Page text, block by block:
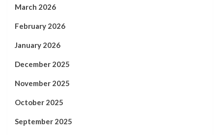
March 2026
February 2026
January 2026
December 2025
November 2025
October 2025
September 2025